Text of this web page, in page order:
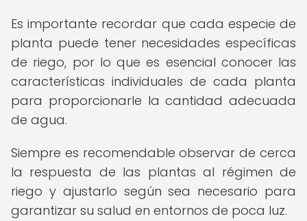
Es importante recordar que cada especie de
planta puede tener necesidades específicas
de riego, por lo que es esencial conocer las
características individuales de cada planta
para proporcionarle la cantidad adecuada
de agua.
Siempre es recomendable observar de cerca
la respuesta de las plantas al régimen de
riego y ajustarlo según sea necesario para
garantizar su salud en entornos de poca luz.